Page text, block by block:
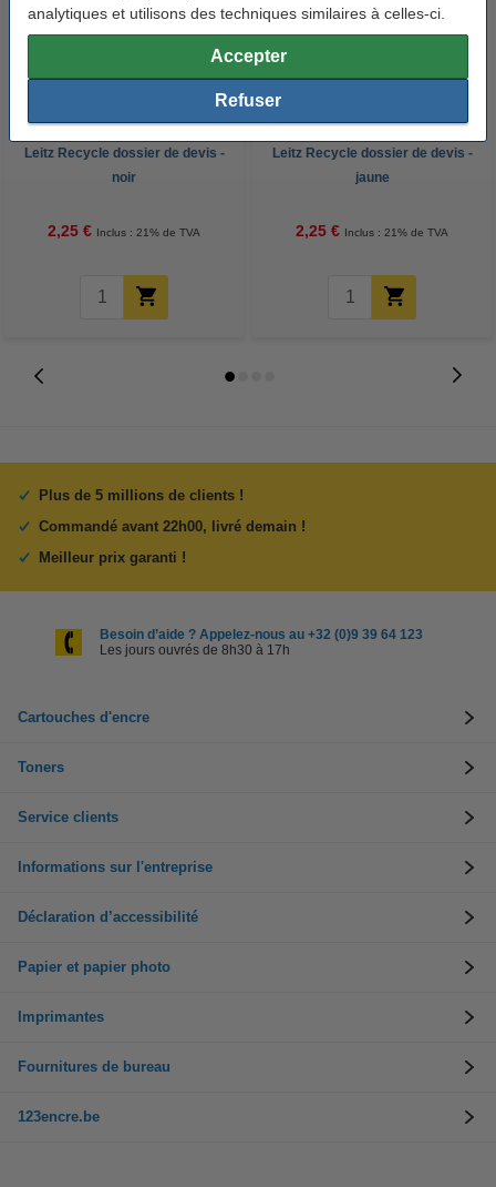
analytiques et utilisons des techniques similaires à celles-ci.
Accepter
Refuser
Leitz Recycle dossier de devis -
noir
2,25 € Inclus : 21% de TVA
Leitz Recycle dossier de devis -
jaune
2,25 € Inclus : 21% de TVA
Plus de 5 millions de clients !
Commandé avant 22h00, livré demain !
Meilleur prix garanti !
Besoin d’aide ? Appelez-nous au +32 (0)9 39 64 123
Les jours ouvrés de 8h30 à 17h
Cartouches d'encre
Toners
Service clients
Informations sur l'entreprise
Déclaration d’accessibilité
Papier et papier photo
Imprimantes
Fournitures de bureau
123encre.be